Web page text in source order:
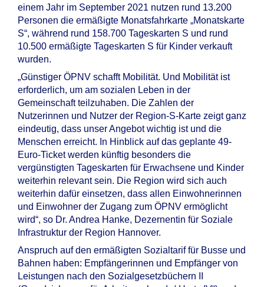
einem Jahr im September 2021 nutzen rund 13.200
Personen die ermäßigte Monatsfahrkarte „Monatskarte
S“, während rund 158.700 Tageskarten S und rund
10.500 ermäßigte Tageskarten S für Kinder verkauft
wurden.
„Günstiger ÖPNV schafft Mobilität. Und Mobilität ist
erforderlich, um am sozialen Leben in der
Gemeinschaft teilzuhaben. Die Zahlen der
Nutzerinnen und Nutzer der Region-S-Karte zeigt ganz
eindeutig, dass unser Angebot wichtig ist und die
Menschen erreicht. In Hinblick auf das geplante 49-
Euro-Ticket werden künftig besonders die
vergünstigten Tageskarten für Erwachsene und Kinder
weiterhin relevant sein. Die Region wird sich auch
weiterhin dafür einsetzen, dass allen Einwohnerinnen
und Einwohner der Zugang zum ÖPNV ermöglicht
wird“, so Dr. Andrea Hanke, Dezernentin für Soziale
Infrastruktur der Region Hannover.
Anspruch auf den ermäßigten Sozialtarif für Busse und
Bahnen haben: Empfängerinnen und Empfänger von
Leistungen nach den Sozialgesetzbüchern II